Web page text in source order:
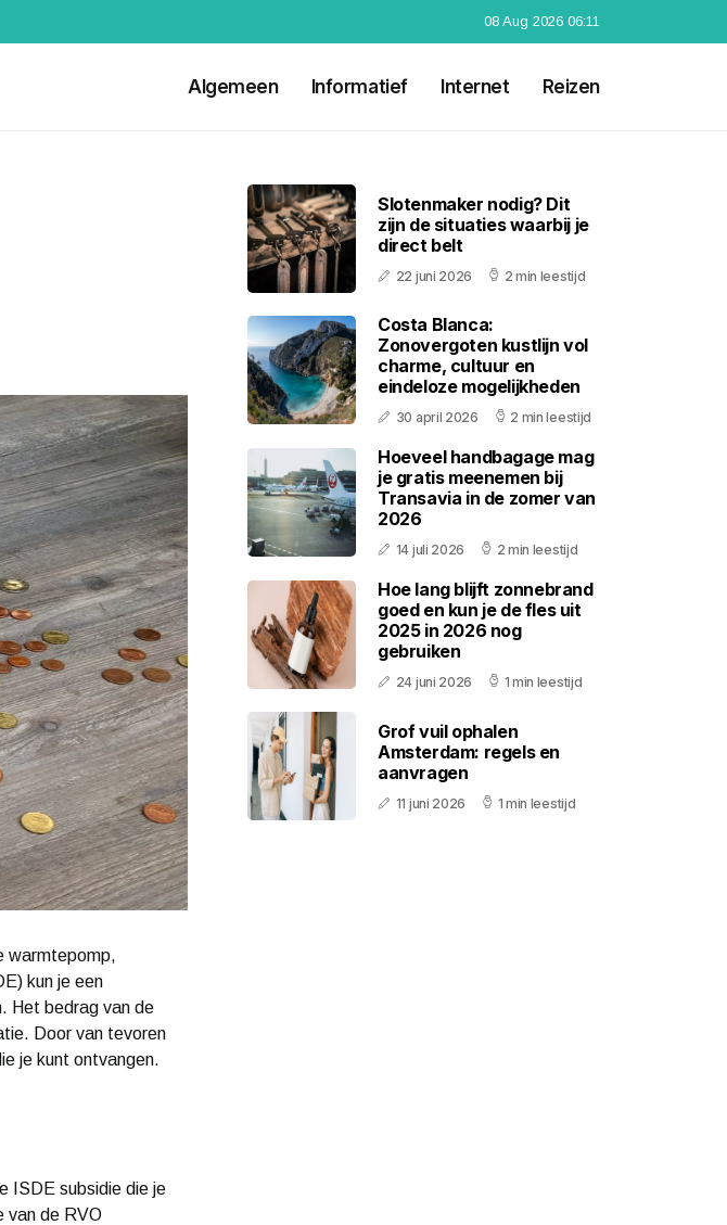
08 Aug 2026 06:11
Algemeen Informatief Internet Reizen
warmtepomp,
kun je een
Het bedrag van de
Door van tevoren
je kunt ontvangen.
ISDE subsidie die je
van de RVO
Slotenmaker nodig? Dit
zijn de situaties waarbij je
direct belt
22 juni 2026 2 min leestijd
Costa Blanca:
Zonovergoten kustlijn vol
charme, cultuur en
eindeloze mogelijkheden
30 april 2026 2 min leestijd
Hoeveel handbagage mag
je gratis meenemen bij
Transavia in de zomer van
2026
14 juli 2026 2 min leestijd
Hoe lang blijft zonnebrand
goed en kun je de fles uit
2025 in 2026 nog
gebruiken
24 juni 2026 1 min leestijd
Grof vuil ophalen
Amsterdam: regels en
aanvragen
11 juni 2026 1 min leestijd